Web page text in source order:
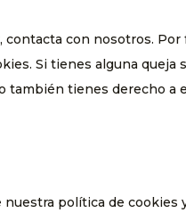
contacta con nosotros.
Si tienes alguna queja
también tienes derecho a
política de cookies